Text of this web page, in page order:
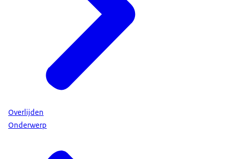
Overlijden
Onderwerp